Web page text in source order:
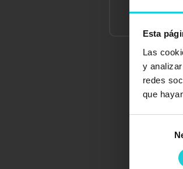
Esta
Las
y
redes
que